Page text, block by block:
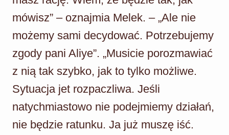
mówisz” – oznajmia Melek. – „Ale nie
możemy sami decydować. Potrzebujemy
zgody pani Aliye”. „Musicie porozmawiać
z nią tak szybko, jak to tylko możliwe.
Sytuacja jet rozpaczliwa. Jeśli
natychmiastowo nie podejmiemy działań,
nie będzie ratunku. Ja już muszę iść.